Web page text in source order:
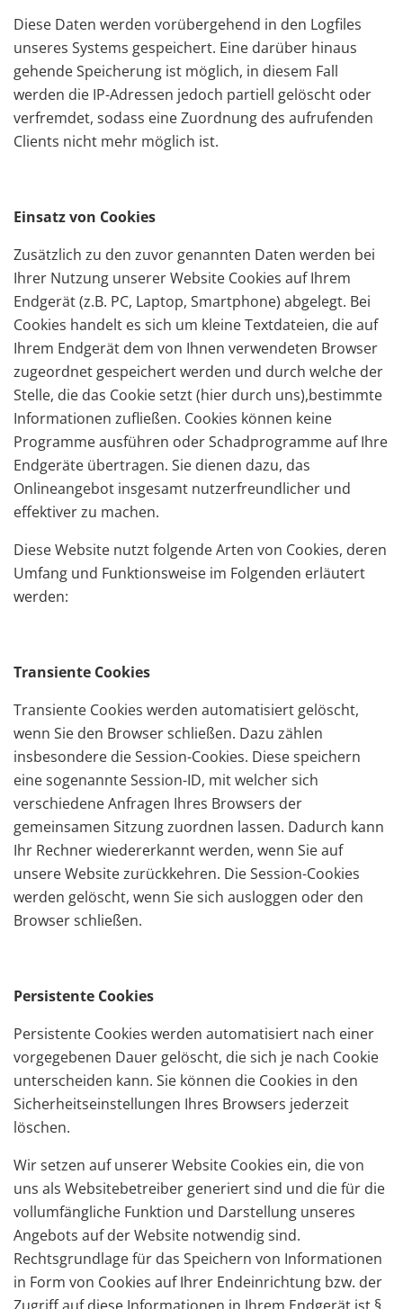
Diese Daten werden vorübergehend in den Logfiles
unseres Systems gespeichert. Eine darüber hinaus
gehende Speicherung ist möglich, in diesem Fall
werden die IP-Adressen jedoch partiell gelöscht oder
verfremdet, sodass eine Zuordnung des aufrufenden
Clients nicht mehr möglich ist.
Einsatz von Cookies
Zusätzlich zu den zuvor genannten Daten werden bei
Ihrer Nutzung unserer Website Cookies auf Ihrem
Endgerät (z.B. PC, Laptop, Smartphone) abgelegt. Bei
Cookies handelt es sich um kleine Textdateien, die auf
Ihrem Endgerät dem von Ihnen verwendeten Browser
zugeordnet gespeichert werden und durch welche der
Stelle, die das Cookie setzt (hier durch uns),bestimmte
Informationen zufließen. Cookies können keine
Programme ausführen oder Schadprogramme auf Ihre
Endgeräte übertragen. Sie dienen dazu, das
Onlineangebot insgesamt nutzerfreundlicher und
effektiver zu machen.
Diese Website nutzt folgende Arten von Cookies, deren
Umfang und Funktionsweise im Folgenden erläutert
werden:
Transiente Cookies
Transiente Cookies werden automatisiert gelöscht,
wenn Sie den Browser schließen. Dazu zählen
insbesondere die Session-Cookies. Diese speichern
eine sogenannte Session-ID, mit welcher sich
verschiedene Anfragen Ihres Browsers der
gemeinsamen Sitzung zuordnen lassen. Dadurch kann
Ihr Rechner wiedererkannt werden, wenn Sie auf
unsere Website zurückkehren. Die Session-Cookies
werden gelöscht, wenn Sie sich ausloggen oder den
Browser schließen.
Persistente Cookies
Persistente Cookies werden automatisiert nach einer
vorgegebenen Dauer gelöscht, die sich je nach Cookie
unterscheiden kann. Sie können die Cookies in den
Sicherheitseinstellungen Ihres Browsers jederzeit
löschen.
Wir setzen auf unserer Website Cookies ein, die von
uns als Websitebetreiber generiert sind und die für die
vollumfängliche Funktion und Darstellung unseres
Angebots auf der Website notwendig sind.
Rechtsgrundlage für das Speichern von Informationen
in Form von Cookies auf Ihrer Endeinrichtung bzw. der